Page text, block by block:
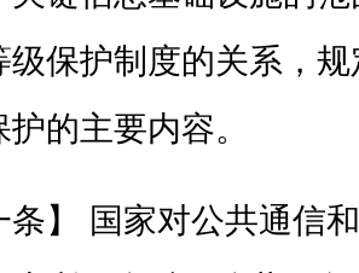
级保护制度的关系，
的主要内容。
条】 国家对公共通信